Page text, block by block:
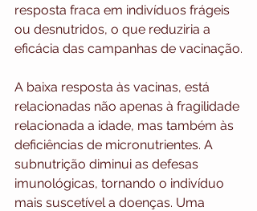
resposta fraca em indivíduos frágeis
ou desnutridos, o que reduziria a
eficácia das campanhas de vacinação.
A baixa resposta às vacinas, está
relacionadas não apenas à fragilidade
relacionada a idade, mas também às
deficiências de micronutrientes. A
subnutrição diminui as defesas
imunológicas, tornando o indivíduo
mais suscetível a doenças. Uma